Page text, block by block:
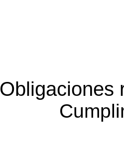
Obligaciones